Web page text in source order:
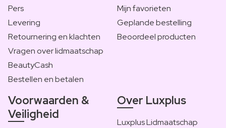
Pers
Levering
Retournering en klachten
Vragen over lidmaatschap
BeautyCash
Bestellen en betalen
Mijn favorieten
Geplande bestelling
Beoordeel producten
Voorwaarden &
Veiligheid
Over Luxplus
Luxplus Lidmaatschap